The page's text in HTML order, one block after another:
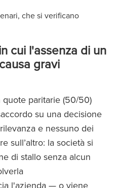
che si verificano
cui l'assenza di un
gravi
paritarie (50/50)
su una decisione
e nessuno dei
sull’altro: la società si
di stallo senza alcun
l'azienda — o viene